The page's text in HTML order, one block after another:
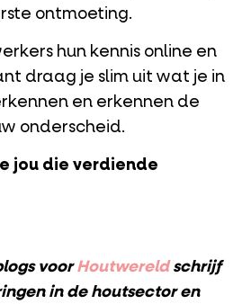
ontmoeting.
hun kennis online en
draag je slim uit wat je in
en erkennen de
onderscheid.
jou die verdiende
voorHoutwereldschrijf
in de houtsector en